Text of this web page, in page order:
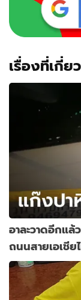
เรื่องที่เกี่ย
อาละวาดอีกแ
ถนนสายเอเชี